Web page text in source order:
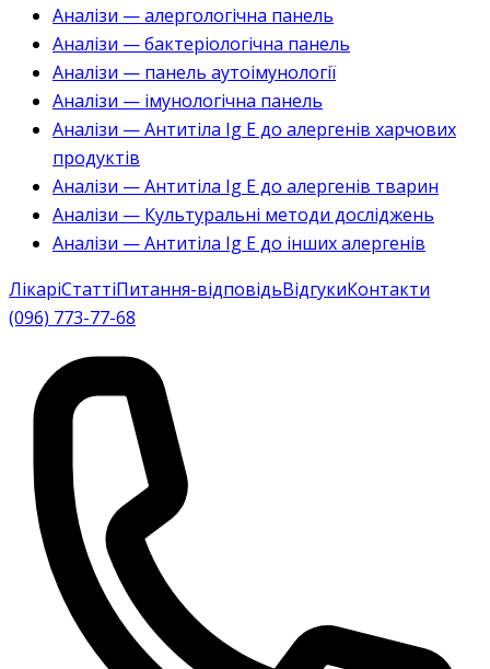
Аналізи — алергологічна панель
Аналізи — бактеріологічна панель
Аналізи — панель аутоімунології
Аналізи — імунологічна панель
Аналізи — Антитіла Ig E до алергенів харчових
продуктів
Аналізи — Антитіла Ig E до алергенів тварин
Аналізи — Культуральні методи досліджень
Аналізи — Антитіла Ig E до інших алергенів
ЛікаріСтаттіПитання-відповідьВідгукиКонтакти
(096) 773-77-68